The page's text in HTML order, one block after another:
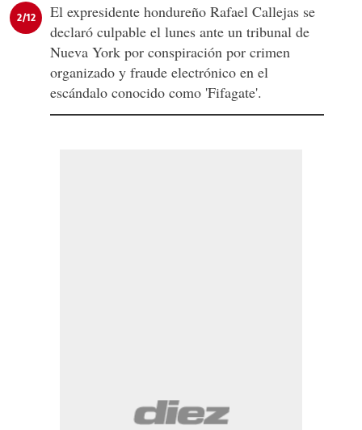
2/12
El expresidente hondureño Rafael Callejas se
declaró culpable el lunes ante un tribunal de
Nueva York por conspiración por crimen
organizado y fraude electrónico en el
escándalo conocido como 'Fifagate'.